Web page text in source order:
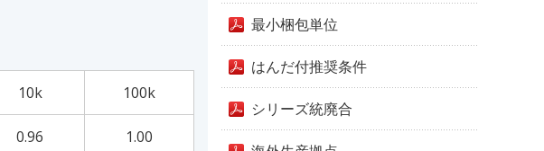
10k 100k
0.96 1.00
最小梱包単位
はんだ付推奨条件
シリーズ統廃合